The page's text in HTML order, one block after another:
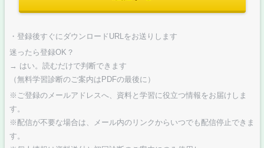
・登録後すぐにダウンロードURLをお送りします
迷ったら登録OK？
→ はい。読むだけで判断できます
（無料学習診断のご案内はPDFの最後に）
※ご登録のメールアドレスへ、資料と学習に役立つ情報をお届けしま
す。
※配信が不要な場合は、メール内のリンクからいつでも配信停止できま
す。